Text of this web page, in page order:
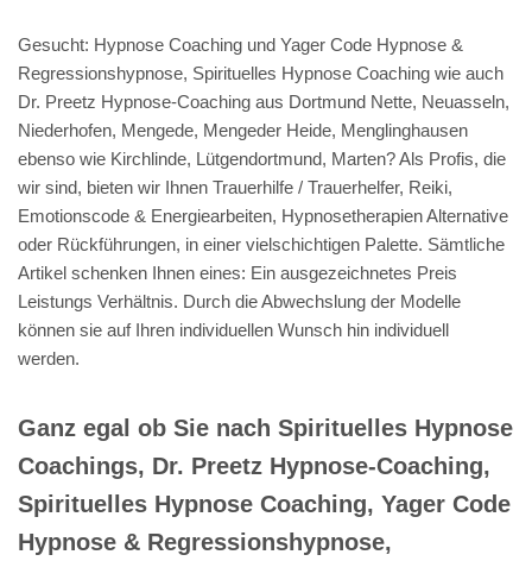
Gesucht: Hypnose Coaching und Yager Code Hypnose &
Regressionshypnose, Spirituelles Hypnose Coaching wie auch
Dr. Preetz Hypnose-Coaching aus Dortmund Nette, Neuasseln,
Niederhofen, Mengede, Mengeder Heide, Menglinghausen
ebenso wie Kirchlinde, Lütgendortmund, Marten? Als Profis, die
wir sind, bieten wir Ihnen Trauerhilfe / Trauerhelfer, Reiki,
Emotionscode & Energiearbeiten, Hypnosetherapien Alternative
oder Rückführungen, in einer vielschichtigen Palette. Sämtliche
Artikel schenken Ihnen eines: Ein ausgezeichnetes Preis
Leistungs Verhältnis. Durch die Abwechslung der Modelle
können sie auf Ihren individuellen Wunsch hin individuell
werden.
Ganz egal ob Sie nach Spirituelles Hypnose
Coachings, Dr. Preetz Hypnose-Coaching,
Spirituelles Hypnose Coaching, Yager Code
Hypnose & Regressionshypnose,